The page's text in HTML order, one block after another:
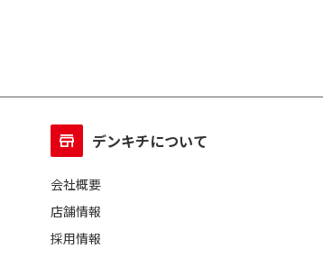
デンキチについて
会社概要
店舗情報
採用情報